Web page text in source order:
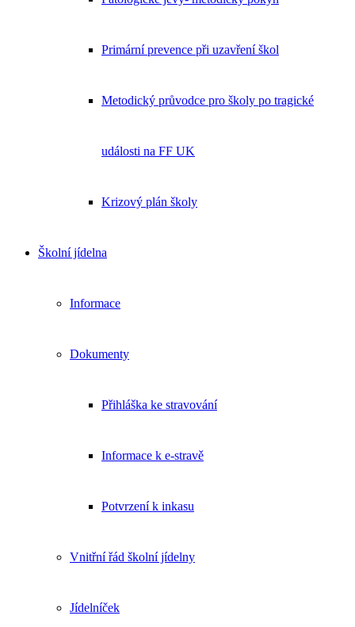
Primární prevence při uzavření škol
Metodický průvodce pro školy po tragické
události na FF UK
Krizový plán školy
Školní jídelna
Informace
Dokumenty
Přihláška ke stravování
Informace k e-stravě
Potvrzení k inkasu
Vnitřní řád školní jídelny
Jídelníček